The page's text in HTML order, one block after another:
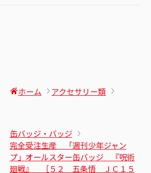
ホーム アクセサリー類
缶バッジ・バッジ
完全受注生産 「週刊少年ジャン
プ」オールスター缶バッジ 『呪術
廻戦』 ［５２ 五条悟 ＪＣ１５